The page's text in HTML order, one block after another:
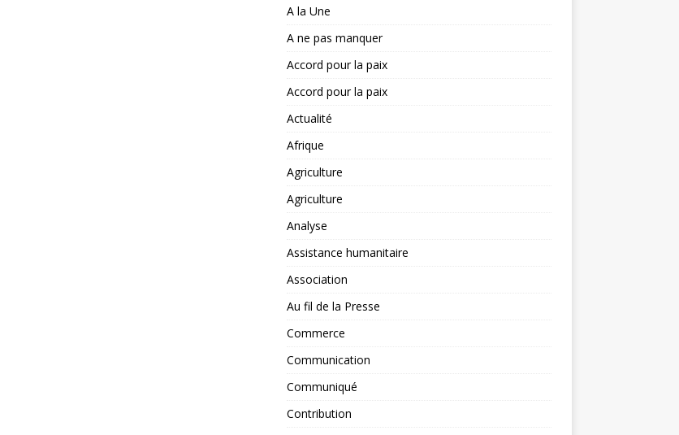
A la Une
A ne pas manquer
Accord pour la paix
Accord pour la paix
Actualité
Afrique
Agriculture
Agriculture
Analyse
Assistance humanitaire
Association
Au fil de la Presse
Commerce
Communication
Communiqué
Contribution